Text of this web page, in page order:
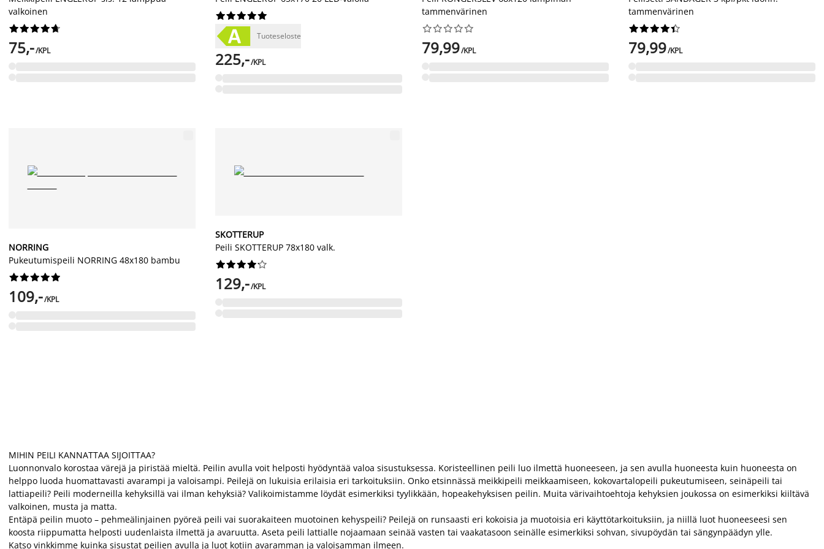
valkoinen






75,-/KPL






Tuoteseloste
225,-/KPL
tammenvärinen






79,99/KPL
tammenvärinen






79,99/KPL
NORRING
Pukeutumispeili NORRING 48x180 bambu






109,-/KPL
SKOTTERUP
Peili SKOTTERUP 78x180 valk.






129,-/KPL
MIHIN PEILI KANNATTAA SIJOITTAA?
Luonnonvalo korostaa värejä ja piristää mieltä. Peilin avulla voit helposti hyödyntää valoa sisustuksessa. Koristeellinen peili luo ilmettä huoneeseen, ja sen avulla huoneesta kuin huoneesta on
helppo luoda huomattavasti avarampi ja valoisampi. Peilejä on lukuisia erilaisia eri tarkoituksiin. Onko etsinnässä meikkipeili meikkaamiseen, kokovartalopeili pukeutumiseen, seinäpeili tai
lattiapeili? Peili moderneilla kehyksillä vai ilman kehyksiä? Valikoimistamme löydät esimerkiksi tyylikkään, hopeakehyksisen peilin. Muita värivaihtoehtoja kehyksien joukossa on esimerkiksi kiiltävä
valkoinen, musta ja matta.
Entäpä peilin muoto – pehmeälinjainen pyöreä peili vai suorakaiteen muotoinen kehyspeili? Peilejä on runsaasti eri kokoisia ja muotoisia eri käyttötarkoituksiin, ja niillä luot huoneeseesi sen
koosta riippumatta helposti uudenlaista ilmettä ja avaruutta. Aseta peili lattialle nojaamaan seinää vasten tai vaakatasoon seinälle esimerkiksi sohvan, sivupöydän tai sängynpäädyn ylle.
Katso vinkkimme kuinka sisustat peilien avulla ja luot kotiin avaramman ja valoisamman ilmeen.